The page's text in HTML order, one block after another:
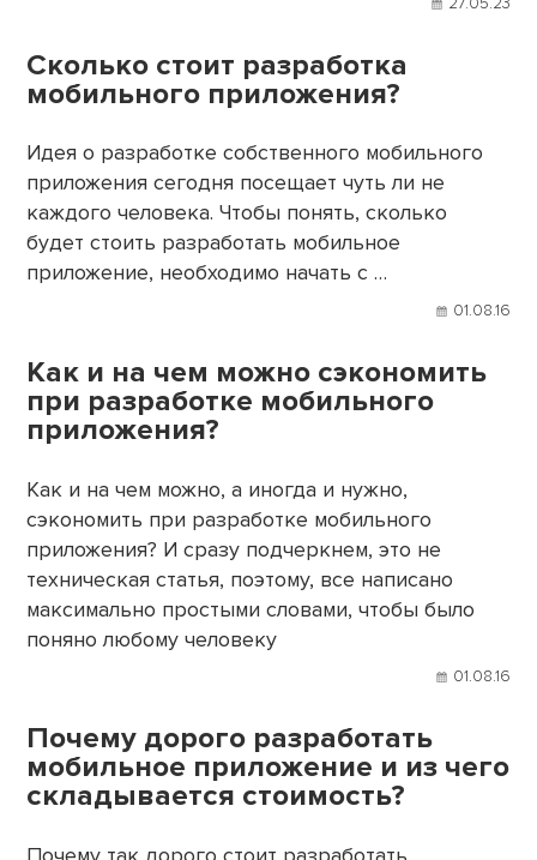
Сколько стоит разработка
мобильного приложения?
Идея о разработке собственного мобильного
приложения сегодня посещает чуть ли не
каждого человека. Чтобы понять, сколько
будет стоить разработать мобильное
приложение, необходимо начать с …
01.08.16
Как и на чем можно сэкономить
при разработке мобильного
приложения?
Как и на чем можно, а иногда и нужно,
сэкономить при разработке мобильного
приложения? И сразу подчеркнем, это не
техническая статья, поэтому, все написано
максимально простыми словами, чтобы было
поняно любому человеку
01.08.16
Почему дорого разработать
мобильное приложение и из чего
складывается стоимость?